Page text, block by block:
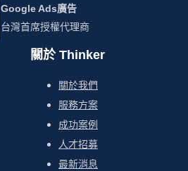
Google Ads廣告
台灣首席授權代理商
關於 Thinker
關於我們
服務方案
成功案例
人才招募
最新消息